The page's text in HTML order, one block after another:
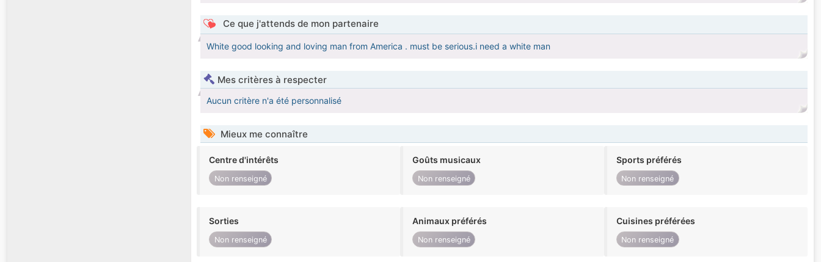
Ce que j'attends de mon partenaire
White good looking and loving man from America . must be serious.i need a white man
Mes critères à respecter
Aucun critère n'a été personnalisé
Mieux me connaître
Centre d'intérêts
Non renseigné
Goûts musicaux
Non renseigné
Sports préférés
Non renseigné
Sorties
Non renseigné
Animaux préférés
Non renseigné
Cuisines préférées
Non renseigné